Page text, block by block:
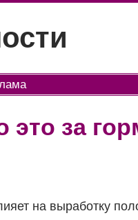
это за
на выработку